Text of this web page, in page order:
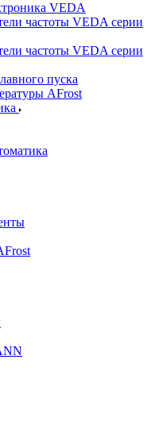
VEDA
частоты VEDA серии
частоты VEDA серии
пуска
AFrost